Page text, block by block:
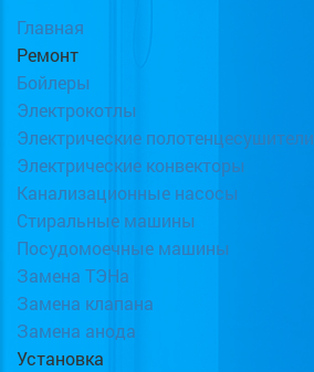
Главная
Ремонт
Бойлеры
Электрокотлы
Электрические полотенцесушители
Электрические конвекторы
Канализационные насосы
Стиральные машины
Посудомоечные машины
Замена ТЭНа
Замена клапана
Замена анода
Установка